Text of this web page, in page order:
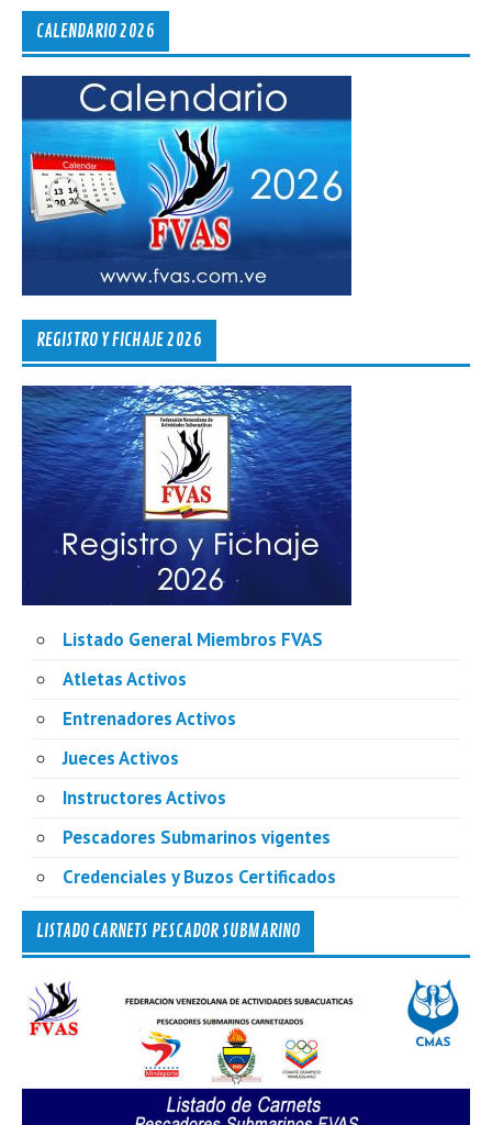
CALENDARIO 2026
REGISTRO Y FICHAJE 2026
Listado General Miembros FVAS
Atletas Activos
Entrenadores Activos
Jueces Activos
Instructores Activos
Pescadores Submarinos vigentes
Credenciales y Buzos Certificados
LISTADO CARNETS PESCADOR SUBMARINO